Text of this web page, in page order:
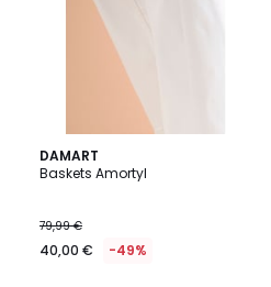
DAMART
Baskets Amortyl
79,99 €
40,00 € -49%